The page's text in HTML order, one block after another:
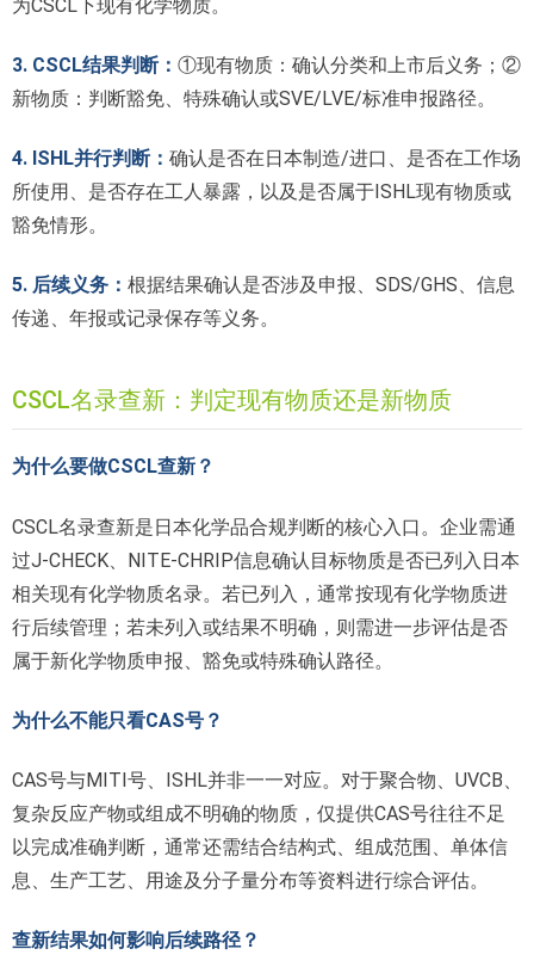
为CSCL下现有化学物质。
3. CSCL结果判断： ①现有物质：确认分类和上市后义务；②
新物质：判断豁免、特殊确认或SVE/LVE/标准申报路径。
4. ISHL并行判断： 确认是否在日本制造/进口、是否在工作场
所使用、是否存在工人暴露，以及是否属于ISHL现有物质或
豁免情形。
5. 后续义务： 根据结果确认是否涉及申报、SDS/GHS、信息
传递、年报或记录保存等义务。
CSCL名录查新：判定现有物质还是新物质
为什么要做CSCL查新？
CSCL名录查新是日本化学品合规判断的核心入口。企业需通
过J-CHECK、NITE-CHRIP信息确认目标物质是否已列入日本
相关现有化学物质名录。若已列入，通常按现有化学物质进
行后续管理；若未列入或结果不明确，则需进一步评估是否
属于新化学物质申报、豁免或特殊确认路径。
为什么不能只看CAS号？
CAS号与MITI号、ISHL并非一一对应。对于聚合物、UVCB、
复杂反应产物或组成不明确的物质，仅提供CAS号往往不足
以完成准确判断，通常还需结合结构式、组成范围、单体信
息、生产工艺、用途及分子量分布等资料进行综合评估。
查新结果如何影响后续路径？